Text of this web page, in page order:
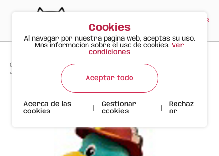
ES
Gato Feliz Productos > >
Juguete Resistente para Perro – Pato Capitán
Cookies
Al navegar por nuestra página web, aceptas su uso.
Más información sobre el uso de cookies. Ver
condiciones
Aceptar todo
Acerca de las
cookies
Gestionar
cookies
Rechaz
ar